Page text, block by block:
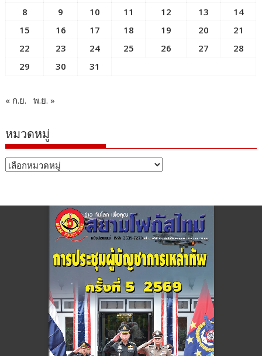
8
9 10 11 12 13
14
15
16 17 18 19 20
21
22
23 24 25 26 27
28
29
30 31
« ก.ย. พ.ย. »
หมวดหมู่
หมวด